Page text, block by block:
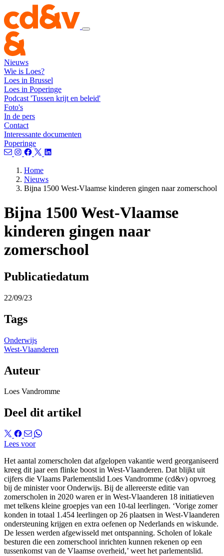
Nieuws
Wie is Loes?
Loes in Brussel
Loes in Poperinge
Podcast 'Tussen krijt en beleid'
Foto's
In de pers
Contact
Interessante documenten
Poperinge
Home
Nieuws
Bijna 1500 West-Vlaamse kinderen gingen naar zomerschool
Bijna 1500 West-Vlaamse
kinderen gingen naar
zomerschool
Publicatiedatum
22/09/23
Tags
Onderwijs
West-Vlaanderen
Auteur
Loes Vandromme
Deel dit artikel
Lees voor
Het aantal zomerscholen dat afgelopen vakantie werd georganiseerd
kreeg dit jaar een flinke boost in West-Vlaanderen. Dat blijkt uit
cijfers die Vlaams Parlementslid Loes Vandromme (cd&v) opvroeg
bij de minister voor Onderwijs. Bij de allereerste editie van
zomerscholen in 2020 waren er in West-Vlaanderen 18 initiatieven
met telkens kleine groepjes van een 10-tal leerlingen. ‘Vorige zomer
konden in totaal 1.454 leerlingen op 26 plaatsen in West-Vlaanderen
ondersteuning krijgen en extra oefenen op Nederlands en wiskunde.
De lessen werden afgewisseld met ontspanning. Scholen of lokale
besturen die een zomerschool inrichten kunnen rekenen op een
tussenkomst van de Vlaamse overheid,’ weet het parlementslid.